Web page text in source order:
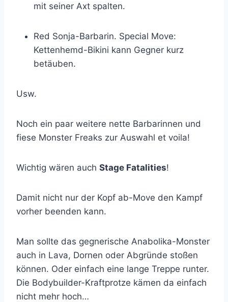
mit seiner Axt spalten.
Red Sonja-Barbarin. Special Move:
Kettenhemd-Bikini kann Gegner kurz
betäuben.
Usw.
Noch ein paar weitere nette Barbarinnen und
fiese Monster Freaks zur Auswahl et voila!
Wichtig wären auch Stage Fatalities!
Damit nicht nur der Kopf ab-Move den Kampf
vorher beenden kann.
Man sollte das gegnerische Anabolika-Monster
auch in Lava, Dornen oder Abgründe stoßen
können. Oder einfach eine lange Treppe runter.
Die Bodybuilder-Kraftprotze kämen da einfach
nicht mehr hoch…